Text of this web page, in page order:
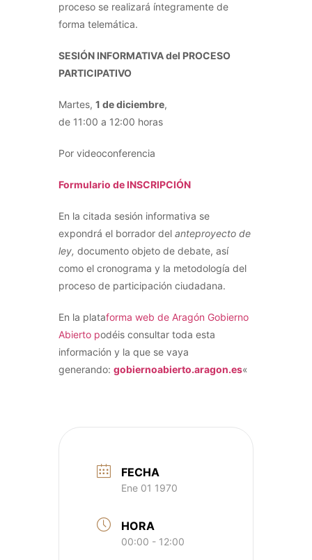
proceso se realizará íntegramente de
forma telemática.
SESIÓN INFORMATIVA del PROCESO
PARTICIPATIVO
Martes, 1 de diciembre,
de 11:00 a 12:00 horas
Por videoconferencia
Formulario de INSCRIPCIÓN
En la citada sesión informativa se
expondrá el borrador del anteproyecto de
ley, documento objeto de debate, así
como el cronograma y la metodología del
proceso de participación ciudadana.
En la plataforma web de Aragón Gobierno
Abierto podéis consultar toda esta
información y la que se vaya
generando: gobiernoabierto.aragon.es«
FECHA
Ene 01 1970
HORA
00:00 - 12:00